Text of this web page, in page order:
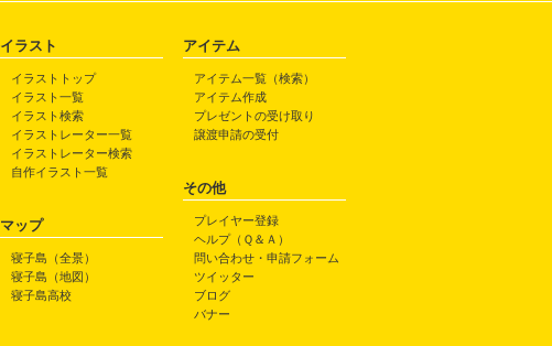
イラスト
イラストトップ
イラスト一覧
イラスト検索
イラストレーター一覧
イラストレーター検索
自作イラスト一覧
マップ
寝子島（全景）
寝子島（地図）
寝子島高校
アイテム
アイテム一覧（検索）
アイテム作成
プレゼントの受け取り
譲渡申請の受付
その他
プレイヤー登録
ヘルプ（Ｑ＆Ａ）
問い合わせ・申請フォーム
ツイッター
ブログ
バナー